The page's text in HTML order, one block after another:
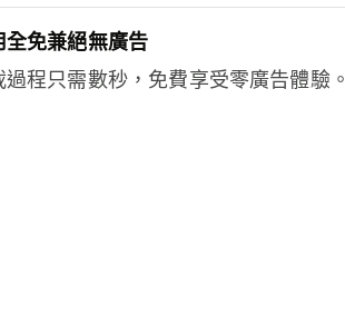
全免兼絕無廣告
過程只需數秒，免費享受零廣告體驗。